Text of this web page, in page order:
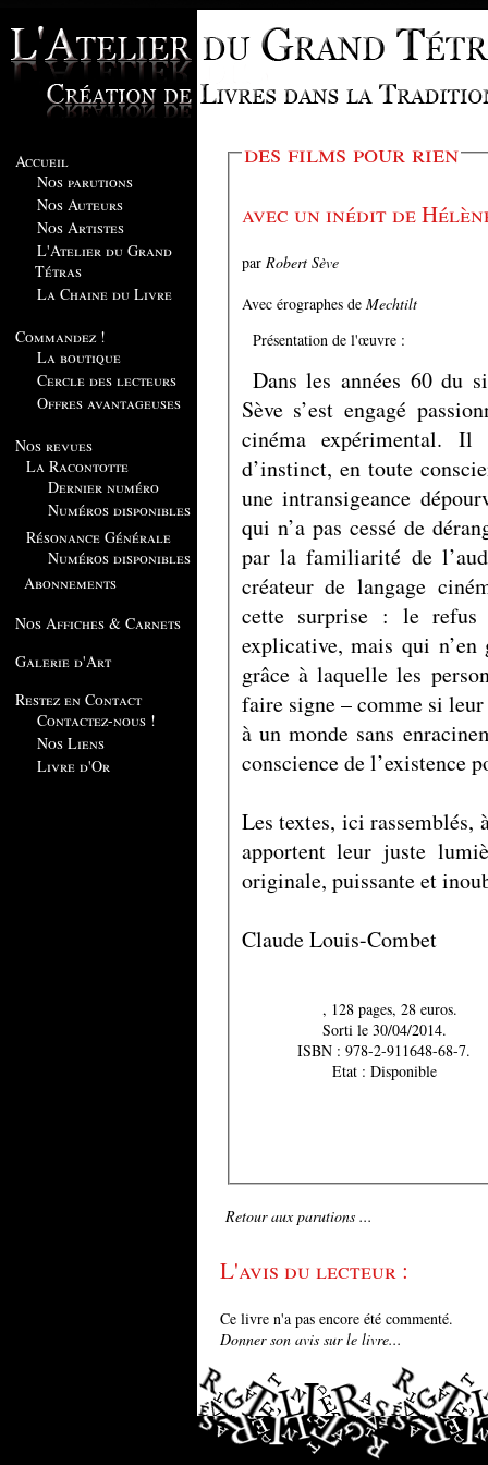
Accueil
Nos parutions
Nos Auteurs
Nos Artistes
L'Atelier du Grand
Tétras
La Chaine du Livre
Commandez !
La boutique
Cercle des lecteurs
Offres avantageuses
Nos revues
La Racontotte
Dernier numéro
Numéros disponibles
Résonance Générale
Numéros disponibles
Abonnements
Nos Affiches & Carnets
Galerie d'Art
Restez en Contact
Contactez-nous !
Nos Liens
Livre d'Or
des films pour rien
avec un inédit de
par Robert Sève
Avec érographes de Mechtilt
Présentation de l'œuvre :
Dans les années 60 du
Sève s’est engagé
cinéma expérimental. Il
d’instinct, en toute
une intransigeance
qui n’a pas cessé de
par la familiarité de
créateur de langage
cette surprise : le refus
explicative, mais qui n’en
grâce à laquelle les
faire signe – comme si leur
à un monde sans
conscience de l’existence
Les textes, ici rassemblés,
apportent leur juste
originale, puissante et
Claude Louis-Combet
, 128 pages, 28 euros.
Sorti le 30/04/2014.
ISBN : 978-2-911648-68-7.
Etat : Disponible
Retour aux parutions ...
L'avis du lecteur :
Ce livre n'a pas encore été commenté.
Donner son avis sur le livre...